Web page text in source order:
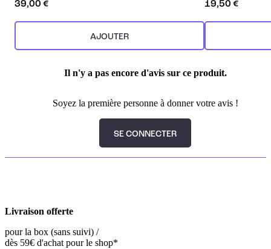
39,00 €
AJOUTER
19,50 €
Il n'y a pas encore d'avis sur ce produit.
Soyez la première personne à donner votre avis !
SE CONNECTER
Livraison offerte
pour la box (sans suivi) /
dès 59€ d'achat pour le shop*